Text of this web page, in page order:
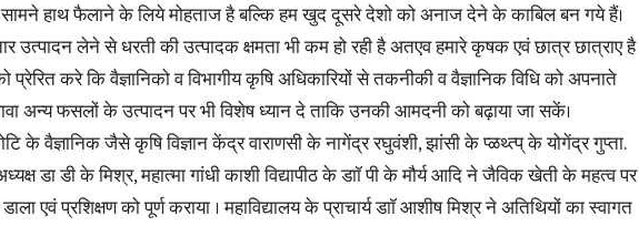
हाथ फैलाने के लिये मोहताज है बल्कि हम खुद दूसरे देशो को अनाज देने के काबिल बन गये हैं।
उत्पादन लेने से धरती की उत्पादक क्षमता भी कम हो रही है अतएव हमारे कृषक एवं छात्र छात्राए है
करे कि वैज्ञानिको व विभागीय कृषि अधिकारियों से तकनीकी व वैज्ञानिक विधि को अपनाते
अन्य फसलों के उत्पादन पर भी विशेष ध्यान दे ताकि उनकी आमदनी को बढ़ाया जा सकें।
वैज्ञानिक जैसे कृषि विज्ञान केंद्र वाराणसी के नागेंद्र रघुवंशी, झांसी के प्ळथ्त्प् के योगेंद्र गुप्ता.
डा डी के मिश्र, महात्मा गांधी काशी विद्यापीठ के डाॉ पी के मौर्य आदि ने जैविक खेती के महत्व पर
एवं प्रशिक्षण को पूर्ण कराया । महाविद्यालय के प्राचार्य डाॉ आशीष मिश्र ने अतिथियों का स्वागत